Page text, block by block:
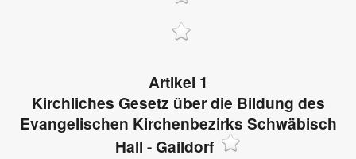
Artikel 1
Kirchliches Gesetz über die Bildung des
Evangelischen Kirchenbezirks Schwäbisch
Hall - Gaildorf